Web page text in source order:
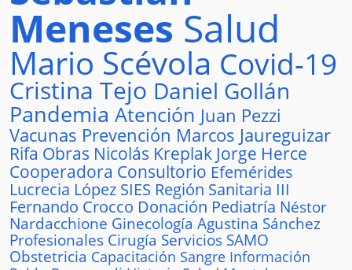
Meneses Salud
Mario Scévola Covid-19
Cristina Tejo Daniel Gollán
Pandemia Atención Juan Pezzi
Vacunas Prevención Marcos Jaureguizar
Rifa Obras Nicolás Kreplak Jorge Herce
Cooperadora Consultorio Efemérides
Lucrecia López SIES Región Sanitaria III
Fernando Crocco Donación Pediatría Néstor
Nardacchione Ginecología Agustina Sánchez
Profesionales Cirugía Servicios SAMO
Obstetricia Capacitación Sangre Información